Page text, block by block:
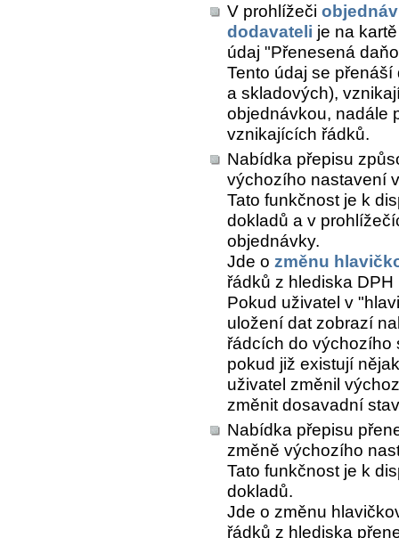
V prohlížeči
dodavateli je na
údaj "Přenesená
Tento údaj se
a skladových),
objednávkou, nadále
vznikajících řádků.
Nabídka přepisu
výchozího nastavení
Tato funkčnost je k
dokladů a v
objednávky.
Jde o změnu
řádků z hlediska DPH
Pokud uživatel v
uložení dat zobrazí
řádcích do výchozího
pokud již existují
uživatel změnil
změnit dosavadní
Nabídka přepisu
změně výchozího
Tato funkčnost je k
dokladů.
Jde o změnu
řádků z hlediska